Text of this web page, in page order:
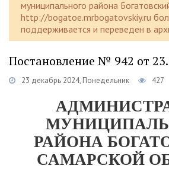
муниципального района
http://bogatoe.mrbogatovskiy.ru
поддерживается и переведен в
Постановление № 942 от
23 декабрь 2024, Понедельник 427
РАЙОНА
САМАРСКОЙ